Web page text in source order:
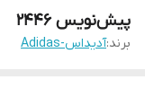
پیش‌نویس ۲۴۴۶
برند:آدیداس-Adidas